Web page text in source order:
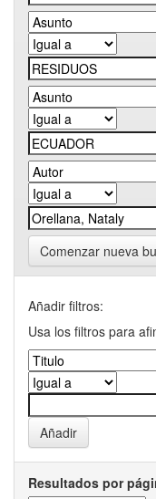
Comenzar nueva
Añadir filtros:
Usa los filtros para
Resultados por